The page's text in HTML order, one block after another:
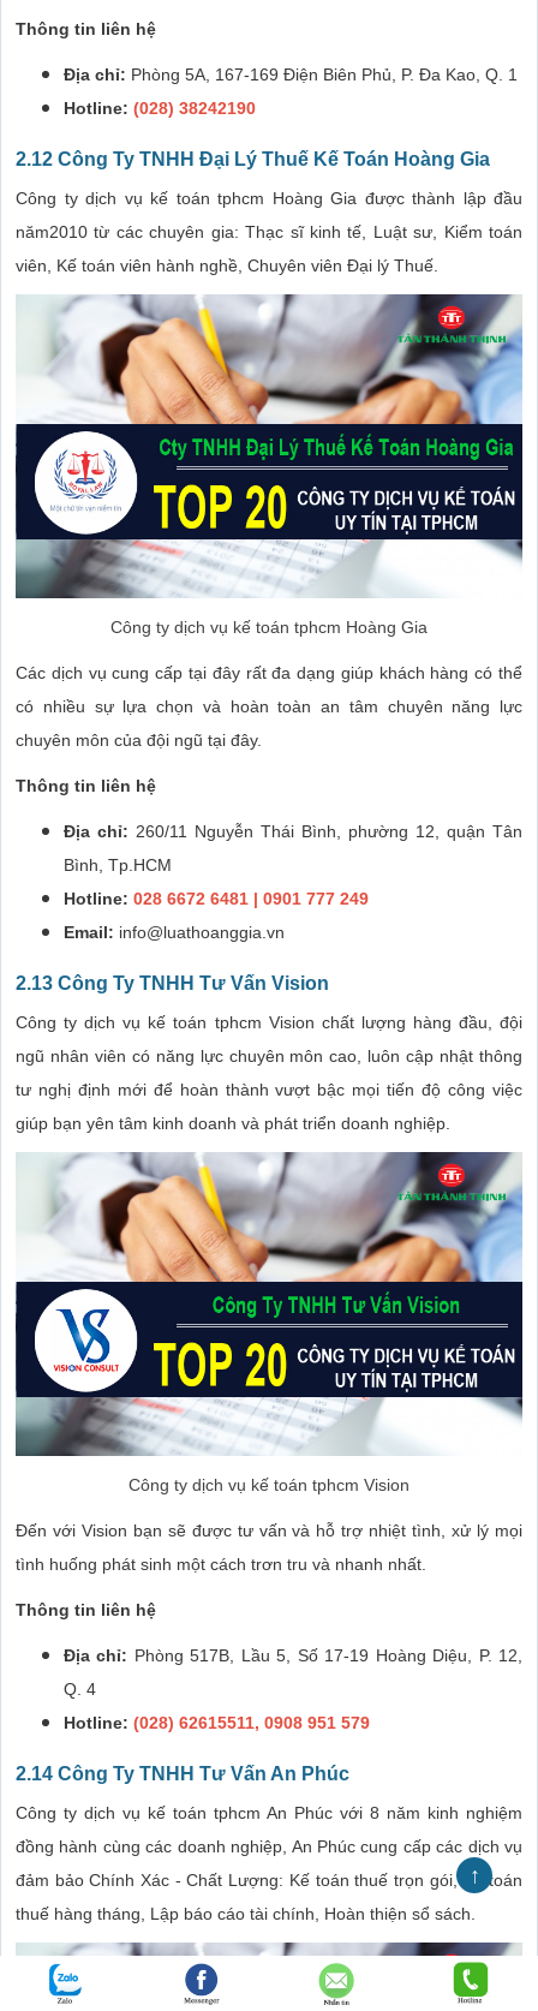
Thông tin liên hệ
Địa chỉ: Phòng 5A, 167-169 Điện Biên Phủ, P. Đa Kao, Q. 1
Hotline: (028) 38242190
2.12 Công Ty TNHH Đại Lý Thuế Kế Toán Hoàng Gia
Công ty dịch vụ kế toán tphcm Hoàng Gia được thành lập đầu
năm2010 từ các chuyên gia: Thạc sĩ kinh tế, Luật sư, Kiểm toán
viên, Kế toán viên hành nghề, Chuyên viên Đại lý Thuế.
Công ty dịch vụ kế toán tphcm Hoàng Gia
Các dịch vụ cung cấp tại đây rất đa dạng giúp khách hàng có thể
có nhiều sự lựa chọn và hoàn toàn an tâm chuyên năng lực
chuyên môn của đội ngũ tại đây.
Thông tin liên hệ
Địa chỉ: 260/11 Nguyễn Thái Bình, phường 12, quận Tân
Bình, Tp.HCM
Hotline: 028 6672 6481 | 0901 777 249
Email: info@luathoanggia.vn
2.13 Công Ty TNHH Tư Vấn Vision
Công ty dịch vụ kế toán tphcm Vision chất lượng hàng đầu, đội
ngũ nhân viên có năng lực chuyên môn cao, luôn cập nhật thông
tư nghị định mới để hoàn thành vượt bậc mọi tiến độ công việc
giúp bạn yên tâm kinh doanh và phát triển doanh nghiệp.
Công ty dịch vụ kế toán tphcm Vision
Đến với Vision bạn sẽ được tư vấn và hỗ trợ nhiệt tình, xử lý mọi
tình huống phát sinh một cách trơn tru và nhanh nhất.
Thông tin liên hệ
Địa chỉ: Phòng 517B, Lầu 5, Số 17-19 Hoàng Diệu, P. 12,
Q. 4
Hotline: (028) 62615511, 0908 951 579
2.14 Công Ty TNHH Tư Vấn An Phúc
Công ty dịch vụ kế toán tphcm An Phúc với 8 năm kinh nghiệm
đồng hành cùng các doanh nghiệp, An Phúc cung cấp các dịch vụ
đảm bảo Chính Xác - Chất Lượng: Kế toán thuế trọn gói, Kế toán
thuế hàng tháng, Lập báo cáo tài chính, Hoàn thiện sổ sách.
↑